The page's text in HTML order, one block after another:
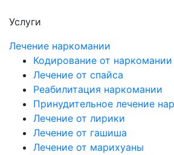
Услуги
Лечение наркомании
Кодирование от наркомании
Лечение от спайса
Реабилитация наркомании
Принудительное лечение
Лечение от лирики
Лечение от гашиша
Лечение от марихуаны